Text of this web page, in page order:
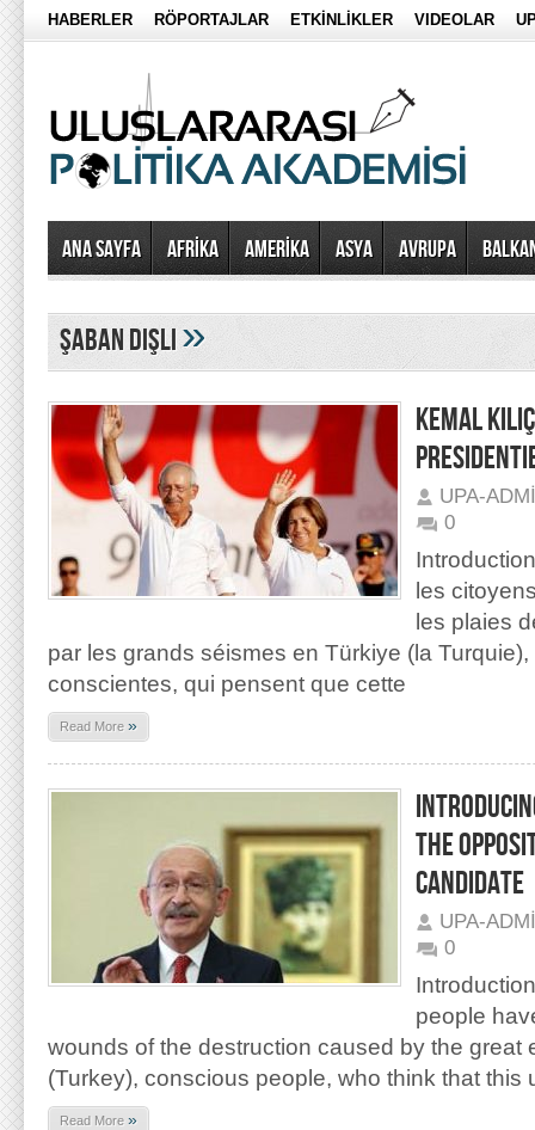
HABERLER RÖPORTAJLAR ETKİNLİKLER VIDEOLAR
Ana Sayfa AFRİKA AMERİKA ASYA AVRUPA
şaban dişli»
KEMAL
UPA-
0
les
les plaies
par les grands séismes en Türkiye (la
conscientes, qui pensent que cette
Read More »
THE
CANDIDATE
UPA-
0
people
wounds of the destruction caused by the great
(Turkey), conscious people, who think that this
Read More »